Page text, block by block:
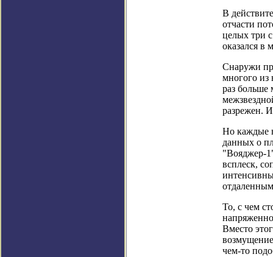
В
отчасти
целых три
оказался в
Снаружи
многого из
раз больше
разрежен.
Но каждые
данных о
"Вояджер-
всплеск,
То, с чем
Вместо
чем-то